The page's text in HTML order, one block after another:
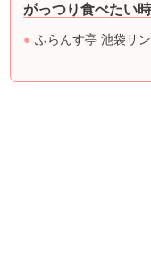
がっつり食べたい
ふらんす亭 池袋サ